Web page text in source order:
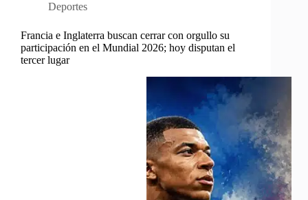
Deportes
Francia e Inglaterra buscan cerrar con orgullo su
participación en el Mundial 2026; hoy disputan el
tercer lugar